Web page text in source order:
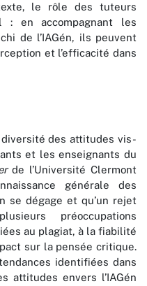
le rôle des tuteurs
: en accompagnant les
de l’IAGén, ils peuvent
et l’efficacité dans
des attitudes vis-
et les enseignants du
de l’Université Clermont
générale des
se dégage et qu’un rejet
préoccupations
au plagiat, à la fiabilité
sur la pensée critique.
identifiées dans
attitudes envers l’IAGén